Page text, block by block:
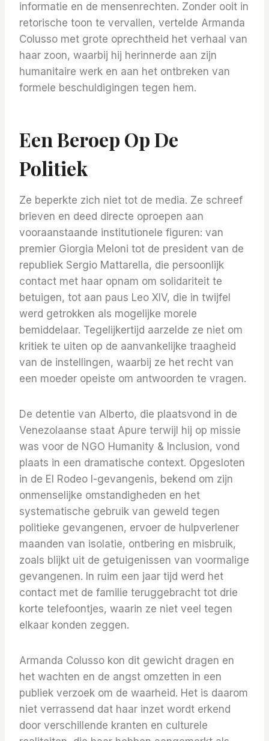
informatie en de mensenrechten. Zonder ooit in
retorische toon te vervallen, vertelde Armanda
Colusso met grote oprechtheid het verhaal van
haar zoon, waarbij hij herinnerde aan zijn
humanitaire werk en aan het ontbreken van
formele beschuldigingen tegen hem.
Een Beroep Op De
Politiek
Ze beperkte zich niet tot de media. Ze schreef
brieven en deed directe oproepen aan
vooraanstaande institutionele figuren: van
premier Giorgia Meloni tot de president van de
republiek Sergio Mattarella, die persoonlijk
contact met haar opnam om solidariteit te
betuigen, tot aan paus Leo XIV, die in twijfel
werd getrokken als mogelijke morele
bemiddelaar. Tegelijkertijd aarzelde ze niet om
kritiek te uiten op de aanvankelijke traagheid
van de instellingen, waarbij ze het recht van
een moeder opeiste om antwoorden te vragen.
De detentie van Alberto, die plaatsvond in de
Venezolaanse staat Apure terwijl hij op missie
was voor de NGO Humanity & Inclusion, vond
plaats in een dramatische context. Opgesloten
in de El Rodeo I-gevangenis, bekend om zijn
onmenselijke omstandigheden en het
systematische gebruik van geweld tegen
politieke gevangenen, ervoer de hulpverlener
maanden van isolatie, ontbering en misbruik,
zoals blijkt uit de getuigenissen van voormalige
gevangenen. In ruim een ​​jaar tijd werd het
contact met de familie teruggebracht tot drie
korte telefoontjes, waarin ze niet veel tegen
elkaar konden zeggen.
Armanda Colusso kon dit gewicht dragen en
het wachten en de angst omzetten in een
publiek verzoek om de waarheid. Het is daarom
niet verrassend dat haar inzet wordt erkend
door verschillende kranten en culturele